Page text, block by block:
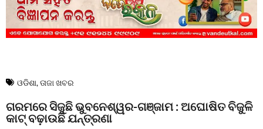
ଓଡିଶା,ତାଜା ଖବର
ଗରମରେ ସିଜୁଛି ଭୁବନେଶ୍ୱର-ଗଞ୍ଜାମ : ଅଘୋଷିତ ବିଜୁଳି
କାଟ୍ ବଢ଼ାଉଛି ଯନ୍ତ୍ରଣା